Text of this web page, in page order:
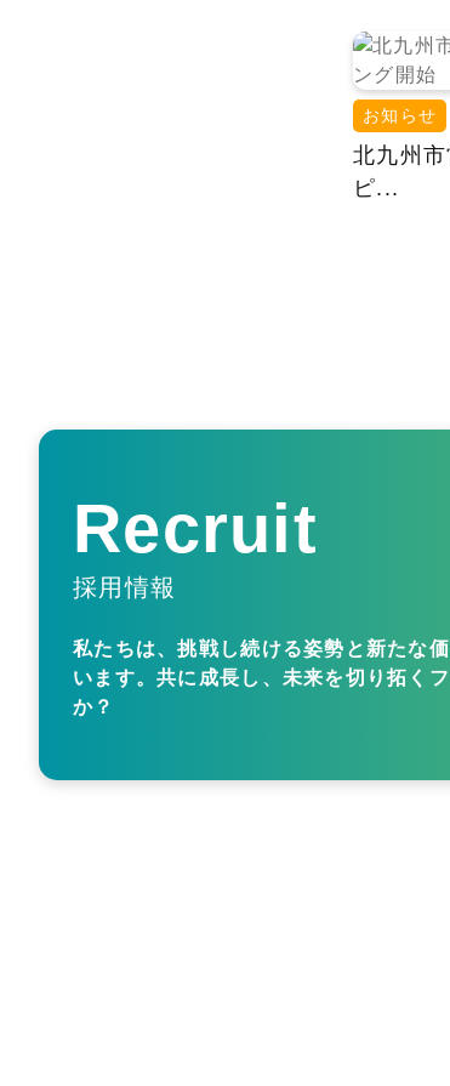
お知らせ
北九州
ピ...
Recruit
採用情報
私たちは、挑戦し続ける姿勢と新たな
います。共に成長し、未来を切り拓く
か？